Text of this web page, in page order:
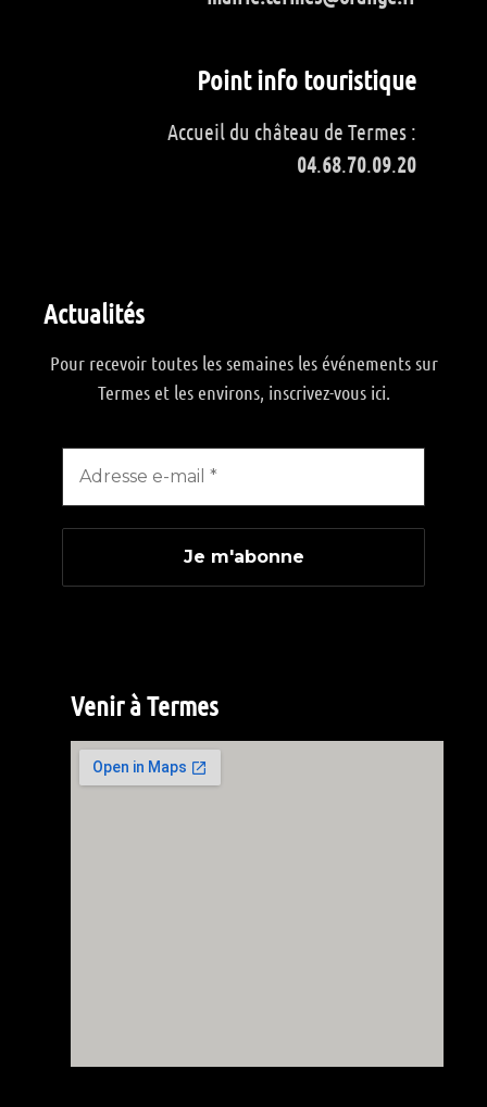
Point info touristique
Accueil du château de Termes :
04 68 70 09 20
Actualités
Pour recevoir toutes les semaines les événements sur
Termes et les environs, inscrivez-vous ici.
Venir à Termes